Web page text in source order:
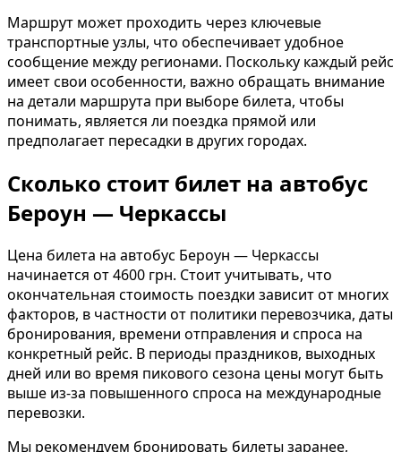
Маршрут может проходить через ключевые
транспортные узлы, что обеспечивает удобное
сообщение между регионами. Поскольку каждый рейс
имеет свои особенности, важно обращать внимание
на детали маршрута при выборе билета, чтобы
понимать, является ли поездка прямой или
предполагает пересадки в других городах.
Сколько стоит билет на автобус
Бероун — Черкассы
Цена билета на автобус Бероун — Черкассы
начинается от 4600 грн. Стоит учитывать, что
окончательная стоимость поездки зависит от многих
факторов, в частности от политики перевозчика, даты
бронирования, времени отправления и спроса на
конкретный рейс. В периоды праздников, выходных
дней или во время пикового сезона цены могут быть
выше из-за повышенного спроса на международные
перевозки.
Мы рекомендуем бронировать билеты заранее,